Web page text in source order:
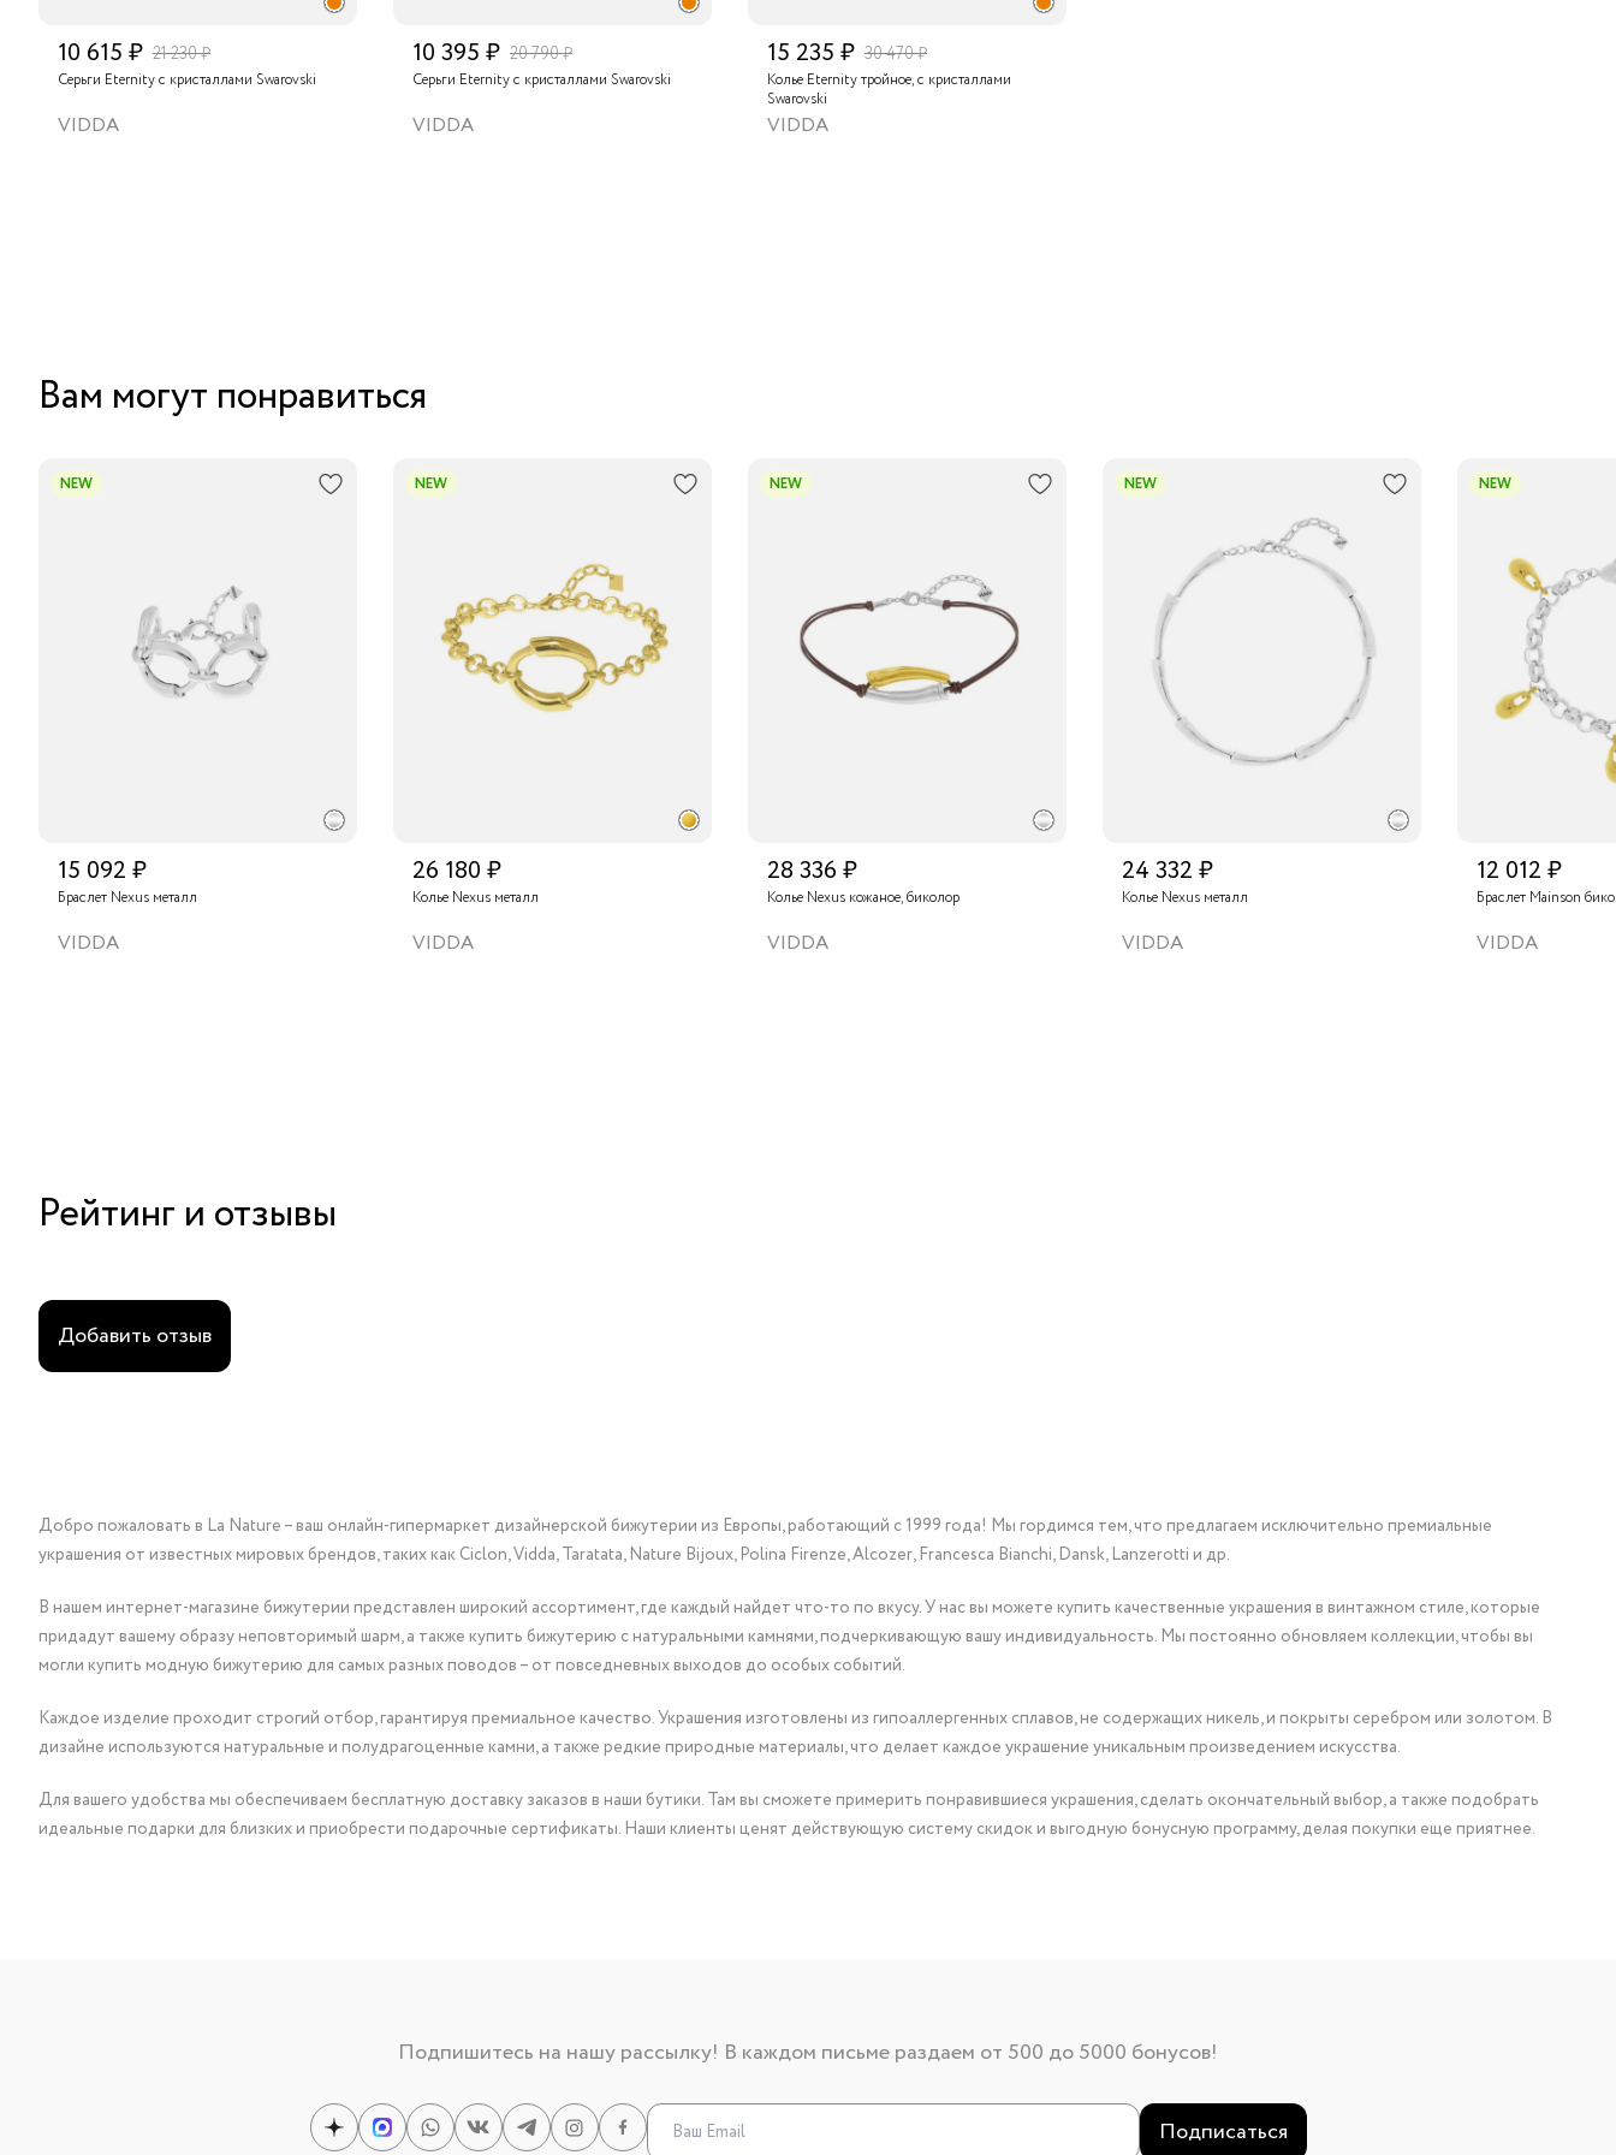
10 615 ₽ 21 230 ₽
Серьги Eternity с кристаллами Swarovski
VIDDA
10 395 ₽ 20 790 ₽
Серьги Eternity с кристаллами Swarovski
VIDDA
15 235 ₽ 30 470 ₽
Колье Eternity тройное, с кристаллами
Swarovski
VIDDA
Вам могут понравиться
NEW
15 092 ₽
Браслет Nexus металл
VIDDA
NEW
26 180 ₽
Колье Nexus металл
VIDDA
NEW
28 336 ₽
Колье Nexus кожаное, биколор
VIDDA
NEW
24 332 ₽
Колье Nexus металл
VIDDA
NEW
12 012 ₽
Браслет Mainson
VIDDA
Рейтинг и отзывы
Добавить отзыв
Добро пожаловать в La Nature – ваш онлайн-гипермаркет дизайнерской бижутерии из Европы, работающий с 1999 года! Мы гордимся тем, что предлагаем исключительно премиальные
украшения от известных мировых брендов, таких как Ciclon, Vidda, Taratata, Nature Bijoux, Polina Firenze, Alcozer, Francesca Bianchi, Dansk, Lanzerotti и др.
В нашем интернет-магазине бижутерии представлен широкий ассортимент, где каждый найдет что-то по вкусу. У нас вы можете купить качественные украшения в винтажном стиле, которые
придадут вашему образу неповторимый шарм, а также купить бижутерию с натуральными камнями, подчеркивающую вашу индивидуальность. Мы постоянно обновляем коллекции, чтобы вы
могли купить модную бижутерию для самых разных поводов – от повседневных выходов до особых событий.
Каждое изделие проходит строгий отбор, гарантируя премиальное качество. Украшения изготовлены из гипоаллергенных сплавов, не содержащих никель, и покрыты серебром или золотом. В
дизайне используются натуральные и полудрагоценные камни, а также редкие природные материалы, что делает каждое украшение уникальным произведением искусства.
Для вашего удобства мы обеспечиваем бесплатную доставку заказов в наши бутики. Там вы сможете примерить понравившиеся украшения, сделать окончательный выбор, а также подобрать
идеальные подарки для близких и приобрести подарочные сертификаты. Наши клиенты ценят действующую систему скидок и выгодную бонусную программу, делая покупки еще приятнее.
Подпишитесь на нашу рассылку! В каждом письме раздаем от 500 до 5000 бонусов!
Подписаться